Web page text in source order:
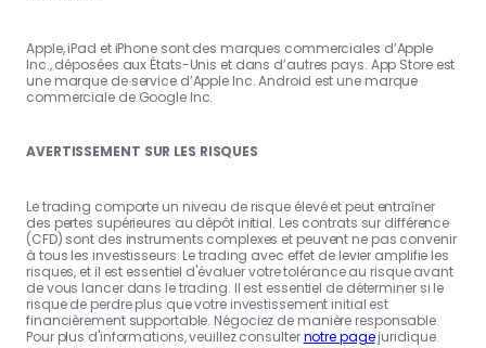
Apple, iPad et iPhone sont des marques commerciales d’Apple
Inc., déposées aux États-Unis et dans d’autres pays. App Store est
une marque de service d’Apple Inc. Android est une marque
commerciale de Google Inc.
AVERTISSEMENT SUR LES RISQUES
Le trading comporte un niveau de risque élevé et peut entraîner
des pertes supérieures au dépôt initial. Les contrats sur différence
(CFD) sont des instruments complexes et peuvent ne pas convenir
à tous les investisseurs. Le trading avec effet de levier amplifie les
risques, et il est essentiel d'évaluer votre tolérance au risque avant
de vous lancer dans le trading. Il est essentiel de déterminer si le
risque de perdre plus que votre investissement initial est
financièrement supportable. Négociez de manière responsable.
Pour plus d'informations, veuillez consulternotre pagejuridique.